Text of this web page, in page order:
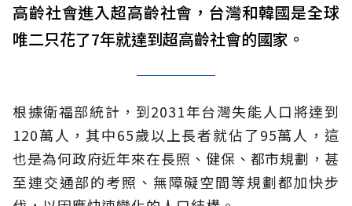
高齡社會進入超高齡社會，台灣和韓國是全球
唯二只花了7年就達到超高齡社會的國家。
根據衛福部統計，到2031年台灣失能人口將達到
120萬人，其中65歲以上長者就佔了95萬人，這
也是為何政府近年來在長照、健保、都市規劃，甚
至連交通部的考照、無障礙空間等規劃都加快步